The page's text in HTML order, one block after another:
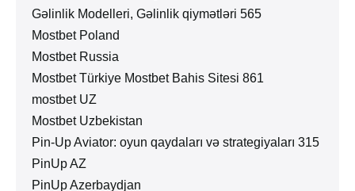
Gəlinlik Modelleri, Gəlinlik qiymətləri 565
Mostbet Poland
Mostbet Russia
Mostbet Türkiye Mostbet Bahis Sitesi 861
mostbet UZ
Mostbet Uzbekistan
Pin-Up Aviator: oyun qaydaları və strategiyaları 315
PinUp AZ
PinUp Azerbaydjan